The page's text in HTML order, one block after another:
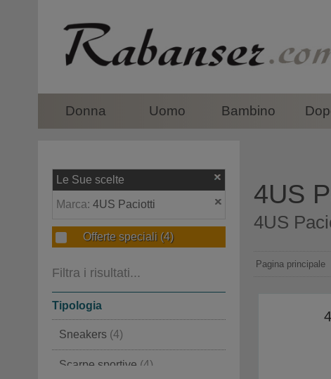
Donna Uomo Bambino
Le Sue scelte
Marca: 4US Paciotti
Offerte speciali (4)
Filtra i risultati...
Tipologia
Sneakers (4)
Scarpe sportive (4)
4US
4US
Pagina principale